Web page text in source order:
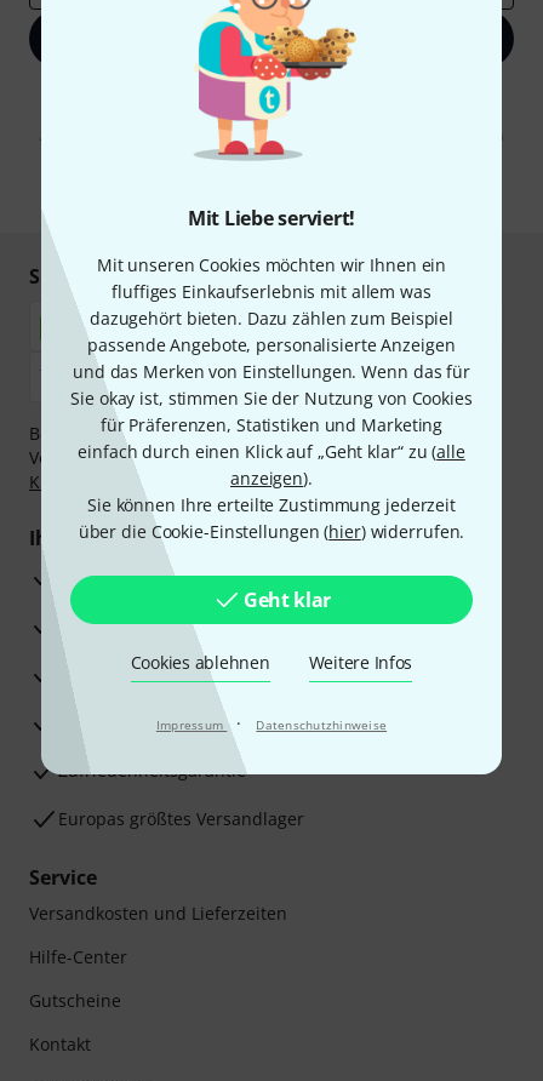
Mit Liebe serviert!
Mit unseren Cookies möchten wir Ihnen ein
fluffiges Einkaufserlebnis mit allem was
dazugehört bieten. Dazu zählen zum Beispiel
passende Angebote, personalisierte Anzeigen
und das Merken von Einstellungen. Wenn das für
Sie okay ist, stimmen Sie der Nutzung von Cookies
für Präferenzen, Statistiken und Marketing
einfach durch einen Klick auf „Geht klar“ zu (alle
anzeigen).
Sie können Ihre erteilte Zustimmung jederzeit
über die Cookie-Einstellungen (hier) widerrufen.
Geht klar
Cookies ablehnen Weitere Infos
Impressum · Datenschutzhinweise
Jetzt anmelden
Mit Klick auf „Jetzt anmelden“ stimmen Sie dem Erhalt von E-Mail-
Werbung und einer Messung des E-Mail-Nutzungsverhaltens zu. Die
Abmeldung ist jederzeit möglich. Weitere Informationen finden Sie in
unserenDatenschutzhinweisen
Sicher einkaufen & bezahlen
Bezahlen Sie vertraulich und sicher per Nachnahme,
Vorkasse, PayPal, Amazon Pay,Klarna Sofort bezahlen
Klarna Ratenzahlung
oder Kreditkarte.
Ihre Vorteile
3 Jahre Thomann Garantie
30 Tage Money-Back-Garantie
Reparaturservice
Beratung durch Fachexperten
Zufriedenheitsgarantie
Europas größtes Versandlager
Service
Versandkosten und Lieferzeiten
Hilfe-Center
Gutscheine
Kontakt